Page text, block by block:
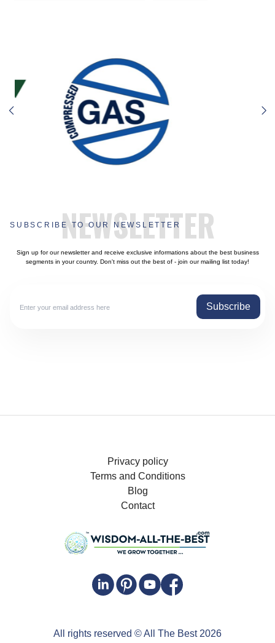
NEWSLETTER
SUBSCRIBE TO OUR NEWSLETTER
Sign up for our newsletter and receive exclusive informations about the best business
segments in your country. Don't miss out the best of - join our mailing list today!
Subscribe
Privacy policy
Terms and Conditions
Blog
Contact
All rights reserved © All The Best2026